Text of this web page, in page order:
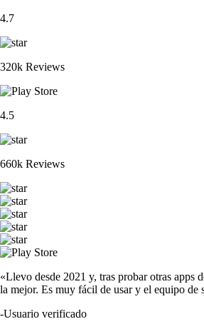
4.7
320k Reviews
4.5
660k Reviews
«Llevo desde 2021 y, tras probar otras apps
la mejor. Es muy fácil de usar y el equipo de
-Usuario verificado